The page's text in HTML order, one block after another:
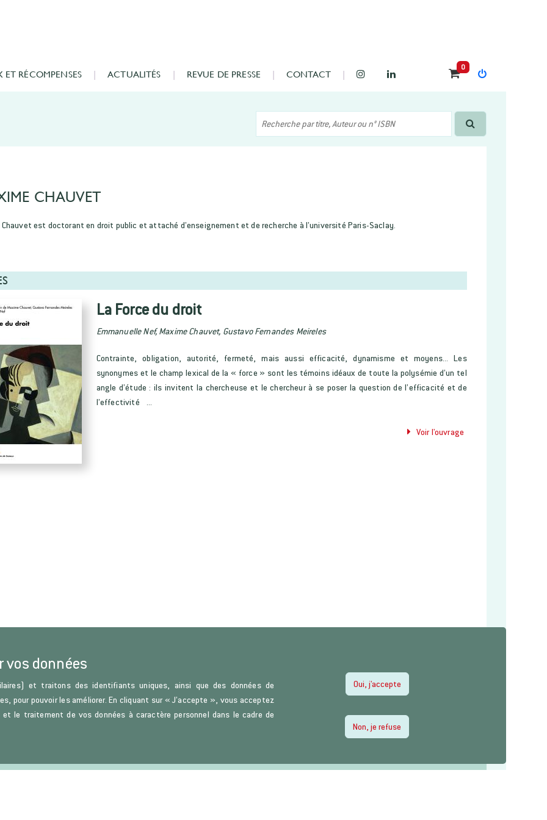
ET RÉCOMPENSES ACTUALITÉS REVUE DE PRESSE CONTACT
0
CHAUVET
est doctorant en droit public et attaché d’enseignement et de recherche à l’université Paris-Saclay.
La Force du droit
Emmanuelle Nef, Maxime Chauvet, Gustavo Fernandes Meireles
Contrainte, obligation, autorité, fermeté, mais aussi efficacité, dynamisme et moyens... Les
synonymes et le champ lexical de la « force » sont les témoins idéaux de toute la polysémie d’un tel
angle d’étude : ils invitent la chercheuse et le chercheur à se poser la question de l’efficacité et de
l’effectivité ...
Voir l'ouvrage
vos données
et traitons des identifiants uniques, ainsi que des données de
pour pouvoir les améliorer. En cliquant sur « J’accepte », vous acceptez
le traitement de vos données à caractère personnel dans le cadre de
Oui, j'accepte
Non, je refuse